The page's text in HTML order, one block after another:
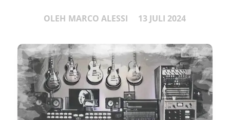
OLEH MARCO ALESSI 13 JULI 2024